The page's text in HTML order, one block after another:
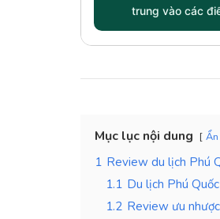
trung vào các
Mục lục nội dung Ẩn
1 Review du lịch Phú
1.1 Du lịch Phú
1.2 Review ưu